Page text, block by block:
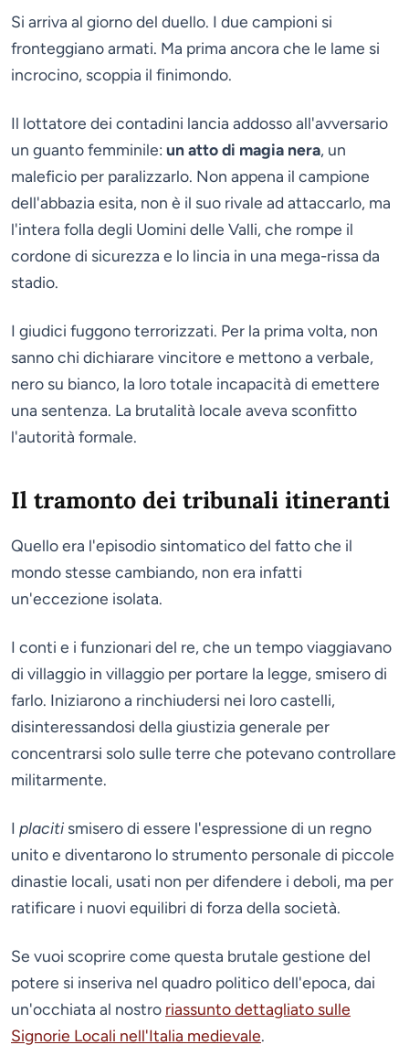
Si arriva al giorno del duello. I due campioni si
fronteggiano armati. Ma prima ancora che le lame si
incrocino, scoppia il finimondo.
Il lottatore dei contadini lancia addosso all'avversario
un guanto femminile: un atto di magia nera, un
maleficio per paralizzarlo. Non appena il campione
dell'abbazia esita, non è il suo rivale ad attaccarlo, ma
l'intera folla degli Uomini delle Valli, che rompe il
cordone di sicurezza e lo lincia in una mega-rissa da
stadio.
I giudici fuggono terrorizzati. Per la prima volta, non
sanno chi dichiarare vincitore e mettono a verbale,
nero su bianco, la loro totale incapacità di emettere
una sentenza. La brutalità locale aveva sconfitto
l'autorità formale.
Il tramonto dei tribunali itineranti
Quello era l'episodio sintomatico del fatto che il
mondo stesse cambiando, non era infatti
un'eccezione isolata.
I conti e i funzionari del re, che un tempo viaggiavano
di villaggio in villaggio per portare la legge, smisero di
farlo. Iniziarono a rinchiudersi nei loro castelli,
disinteressandosi della giustizia generale per
concentrarsi solo sulle terre che potevano controllare
militarmente.
I placiti smisero di essere l'espressione di un regno
unito e diventarono lo strumento personale di piccole
dinastie locali, usati non per difendere i deboli, ma per
ratificare i nuovi equilibri di forza della società.
Se vuoi scoprire come questa brutale gestione del
potere si inseriva nel quadro politico dell'epoca, dai
un'occhiata al nostro riassunto dettagliato sulle
Signorie Locali nell'Italia medievale.